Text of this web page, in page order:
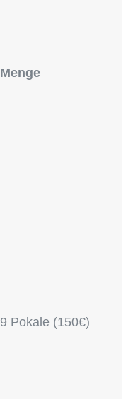
Menge
9 Pokale (150€)